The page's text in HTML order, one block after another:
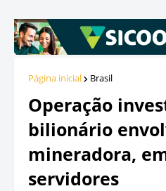
Página inicial Brasil
Operação
bilionário
mineradora,
servidores